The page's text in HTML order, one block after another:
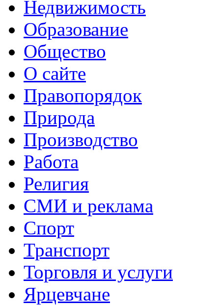
Недвижимость
Образование
Общество
О сайте
Правопорядок
Природа
Производство
Работа
Религия
СМИ и реклама
Спорт
Транспорт
Торговля и услуги
Ярцевчане